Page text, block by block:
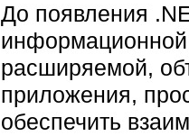
До появления
расширяемой,
приложения,
обеспечить